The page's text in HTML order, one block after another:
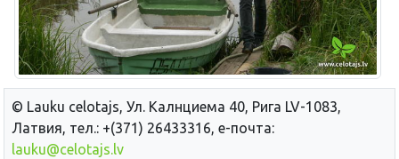
© Lauku сelotajs, Ул. Калнциема 40, Рига LV-1083,
Латвия, тел.: +(371) 26433316, е-почта:
lauku@celotajs.lv